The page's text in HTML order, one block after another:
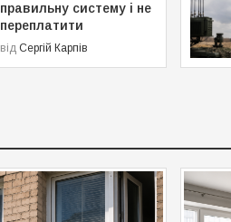
правильну систему і не
переплатити
від Сергій Карпів